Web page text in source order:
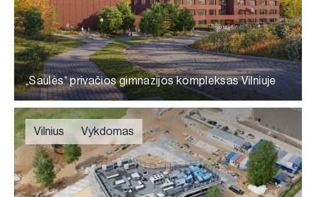
„Saulės“ privačios gimnazijos kompleksas Vilniuje
Vilnius Vykdomas